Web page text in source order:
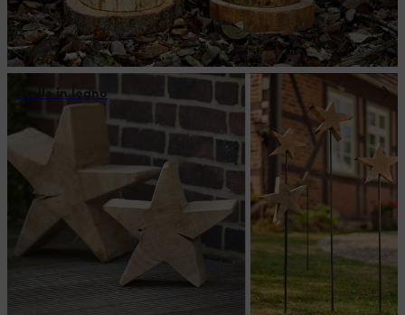
Stella in legno
Riepilogo: creare candele con tronchi di
legno
Per fare le candele di legno fai da te, hai bisogno di quattro
sezioni d'albero e di una motosega. Qualsiasi legno di conifere
o di latifoglie è adatto per le decorazioni natalizie in giardino o
sul terrazzo. Tuttavia, il legno di conifere con poco contenuto
di resina è più facile da lavorare con una motosega.
Quando si lavora con una motosega indossare sempre
dispositivi di protezione individualesecondo le istruzioni